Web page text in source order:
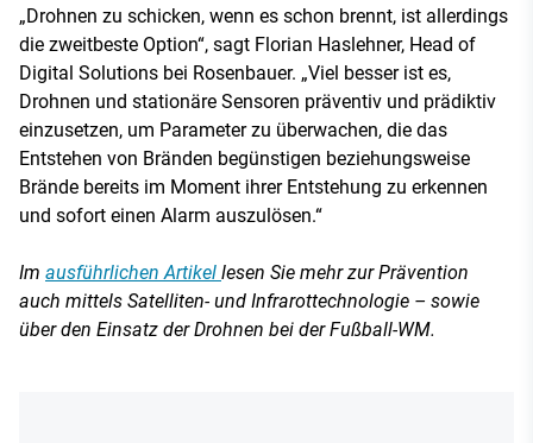
„Drohnen zu schicken, wenn es schon brennt, ist allerdings
die zweitbeste Option“, sagt Florian Haslehner, Head of
Digital Solutions bei Rosenbauer. „Viel besser ist es,
Drohnen und stationäre Sensoren präventiv und prädiktiv
einzusetzen, um Parameter zu überwachen, die das
Entstehen von Bränden begünstigen beziehungsweise
Brände bereits im Moment ihrer Entstehung zu erkennen
und sofort einen Alarm auszulösen.“
Im ausführlichen Artikel lesen Sie mehr zur Prävention
auch mittels Satelliten- und Infrarottechnologie – sowie
über den Einsatz der Drohnen bei der Fußball-WM.